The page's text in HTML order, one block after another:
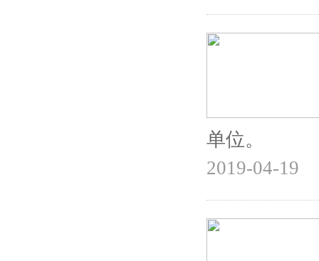
单位。
2019-04-19